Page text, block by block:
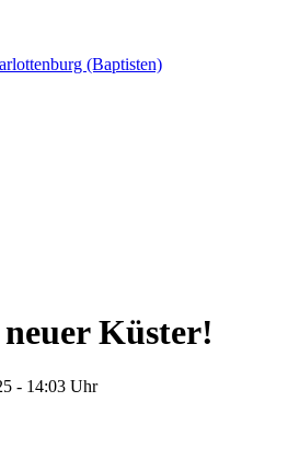
Küster!
- 14:03 Uhr